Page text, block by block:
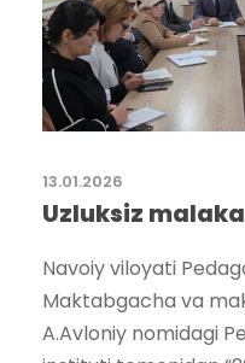
13.01.2026
Uzluksiz
Navoiy viloyati
Maktabgacha va
A.Avloniy nomidagi